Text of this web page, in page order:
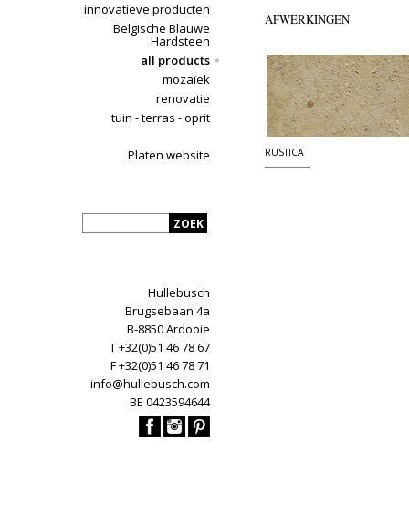
innovatieve producten
Belgische Blauwe
Hardsteen
all products
mozaïek
renovatie
tuin - terras - oprit
Platen website
Hullebusch
Brugsebaan 4a
B-8850 Ardooie
T +32(0)51 46 78 67
F +32(0)51 46 78 71
info@hullebusch.com
BE 0423594644
AFWERKINGEN
RUSTICA